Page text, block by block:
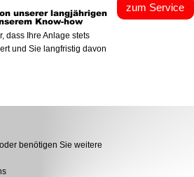
unserer langjährigen
Know-how
dass Ihre Anlage stets
und Sie langfristig davon
zum Service
benötigen Sie weitere